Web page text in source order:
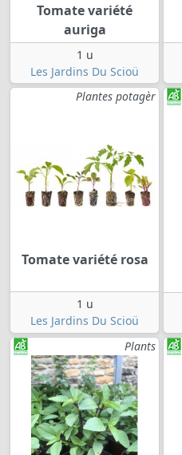
Tomate variété
auriga
1 u
Les Jardins Du Scioü
Plantes potagèr
Tomate variété rosa
1 u
Les Jardins Du Scioü
Plants